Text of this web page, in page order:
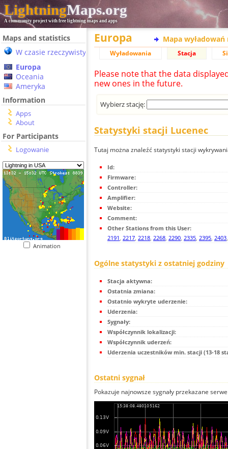
LightningMaps.org
A community project with free lightning maps and apps
Maps and statistics
W czasie rzeczywistym
Europa
Oceania
Ameryka
Information
Apps
About
For Participants
Logowanie
Animation
Europa Mapa wyładowań
Wyładowania Stacja
Please note that the data
new ones in the future.
Wybierz stację:
Statystyki stacji Lucenec
Tutaj można znaleźć statystyki stacji
Id:
Firmware:
Controller:
Amplifier:
Website:
Comment:
Other Stations from this User:
2191, 2217, 2218, 2268, 2290, 2335, 2395, 2403
Ogólne statystyki z ostatniej godziny
Stacja aktywna:
Ostatnia zmiana:
Ostatnio wykryte uderzenie:
Uderzenia:
Sygnały:
Współczynnik lokalizacji:
Współczynnik uderzeń:
Uderzenia uczestników min. stacji (13-18
Ostatni sygnał
Pokazuje najnowsze sygnały przekazane